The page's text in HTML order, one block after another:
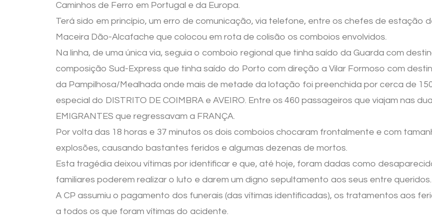
Caminhos de Ferro em Portugal e da Europa.
Terá sido em princípio, um erro de comunicação, via telefone, entre os chefes de estação
Maceira Dão-Alcafache que colocou em rota de colisão os comboios envolvidos.
Na linha, de uma única via, seguia o comboio regional que tinha saído da Guarda com
composição Sud-Express que tinha saído do Porto com direção a Vilar Formoso com
da Pampilhosa/Mealhada onde mais de metade da lotação foi preenchida por cerca de
especial do DISTRITO DE COIMBRA e AVEIRO. Entre os 460 passageiros que viajam nas
EMIGRANTES que regressavam a FRANÇA.
Por volta das 18 horas e 37 minutos os dois comboios chocaram frontalmente e com
explosões, causando bastantes feridos e algumas dezenas de mortos.
Esta tragédia deixou vítimas por identificar e que, até hoje, foram dadas como
familiares poderem realizar o luto e darem um digno sepultamento aos seus entre queridos.
A CP assumiu o pagamento dos funerais (das vítimas identificadas), os tratamentos aos
a todos os que foram vítimas do acidente.